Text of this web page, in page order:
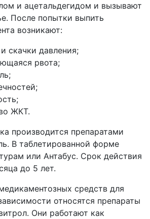
и ацетальдегидом и вызывают
После попытки выпить
возникают:
скачки давления;
рвота;
ЖКТ.
производится препаратами
В таблетированной форме
или Антабус. Срок действия
до 5 лет.
средств для
относятся препараты
Они работают как